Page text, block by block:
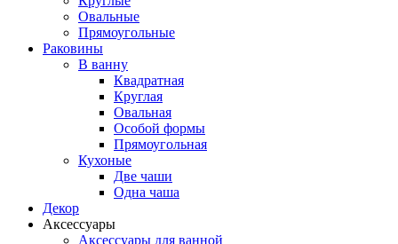
Овальные
Прямоугольные
Раковины
В ванну
Квадратная
Круглая
Овальная
Особой формы
Прямоугольная
Кухоные
Две чаши
Одна чаша
Декор
Аксессуары
Аксессуары для ванной